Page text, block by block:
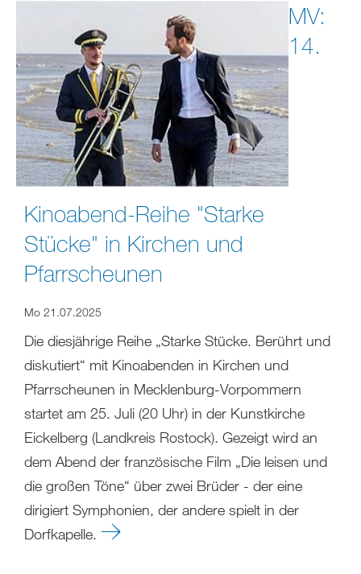
MV:
14.
Kinoabend-Reihe "Starke
Stücke" in Kirchen und
Pfarrscheunen
Mo 21.07.2025
Die diesjährige Reihe „Starke Stücke. Berührt und
diskutiert“ mit Kinoabenden in Kirchen und
Pfarrscheunen in Mecklenburg-Vorpommern
startet am 25. Juli (20 Uhr) in der Kunstkirche
Eickelberg (Landkreis Rostock). Gezeigt wird an
dem Abend der französische Film „Die leisen und
die großen Töne“ über zwei Brüder - der eine
dirigiert Symphonien, der andere spielt in der
Dorfkapelle.